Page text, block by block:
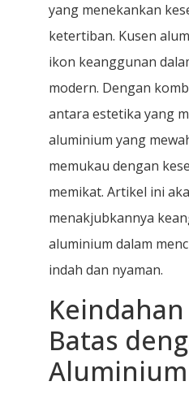
yang menekankan
ketertiban. Kusen
ikon keanggunan
modern. Dengan
antara estetika yang
aluminium yang
memukau dengan
memikat. Artikel ini
menakjubkannya
aluminium dalam
indah dan nyaman.
Batas
Aluminium